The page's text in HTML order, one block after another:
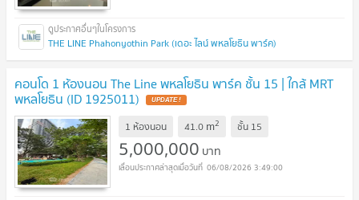
THE LINE Phahonyothin Park (เดอะ ไลน์ พหลโยธิน พาร์ค)
คอนโด 1 ห้องนอน The Line พหลโยธิน พาร์ค ชั้น 15 | ใกล้ MRT
พหลโยธิน (ID 1925011) UPDATE !
1 ห้องนอน 41.0 m2 ชั้น 15
5,000,000 บาท
06/08/2026 3:49:00